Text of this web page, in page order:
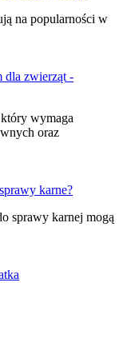
na popularności w
dla zwierząt -
wymaga
oraz
karne?
sprawy karnej mogą